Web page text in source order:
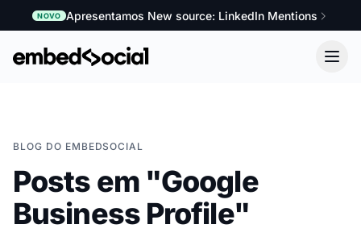
NOVO Apresentamos New source: LinkedIn Mentions
BLOG DO EMBEDSOCIAL
Posts em "Google
Business Profile"